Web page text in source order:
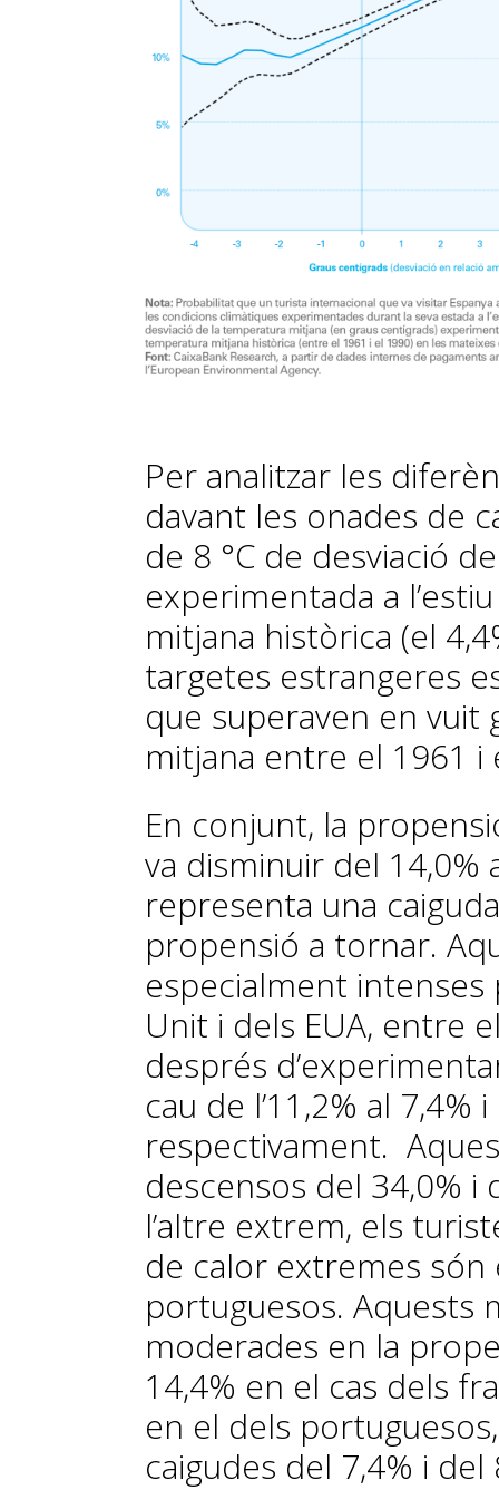
Per analitzar les
davant les onades de
de 8 °C de desviació
experimentada a
mitjana històrica (el
targetes estrangeres
que superaven en vuit
mitjana entre el 1961 i
En conjunt, la
va disminuir del 14,0%
representa una
propensió a tornar.
especialment
Unit i dels EUA, entre
després
cau de l’11,2% al 7,4%
respectivament.
descensos del 34,0%
l’altre extrem, els
de calor extremes són
portuguesos. Aquests
moderades en la
14,4% en el cas dels
en el dels
caigudes del 7,4% i